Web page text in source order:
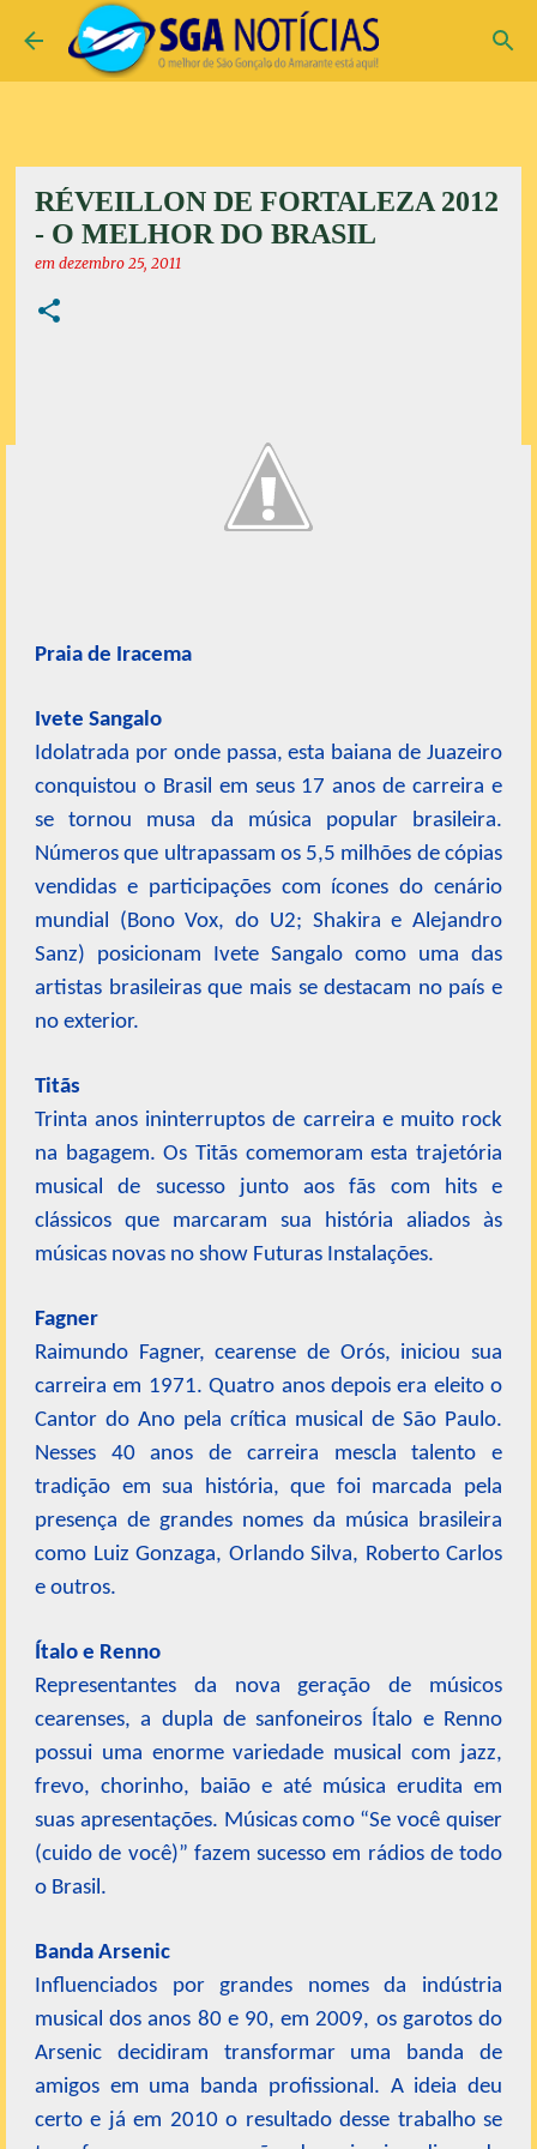
Pular para o conteúdo principal
RÉVEILLON DE FORTALEZA 2012
- O MELHOR DO BRASIL
em dezembro 25, 2011
Praia de Iracema
Ivete Sangalo
Idolatrada por onde passa, esta baiana de Juazeiro
conquistou o Brasil em seus 17 anos de carreira e
se tornou musa da música popular brasileira.
Números que ultrapassam os 5,5 milhões de cópias
vendidas e participações com ícones do cenário
mundial (Bono Vox, do U2; Shakira e Alejandro
Sanz) posicionam Ivete Sangalo como uma das
artistas brasileiras que mais se destacam no país e
no exterior.
Titãs
Trinta anos ininterruptos de carreira e muito rock
na bagagem. Os Titãs comemoram esta trajetória
musical de sucesso junto aos fãs com hits e
clássicos que marcaram sua história aliados às
músicas novas no show Futuras Instalações.
Fagner
Raimundo Fagner, cearense de Orós, iniciou sua
carreira em 1971. Quatro anos depois era eleito o
Cantor do Ano pela crítica musical de São Paulo.
Nesses 40 anos de carreira mescla talento e
tradição em sua história, que foi marcada pela
presença de grandes nomes da música brasileira
como Luiz Gonzaga, Orlando Silva, Roberto Carlos
e outros.
Ítalo e Renno
Representantes da nova geração de músicos
cearenses, a dupla de sanfoneiros Ítalo e Renno
possui uma enorme variedade musical com jazz,
frevo, chorinho, baião e até música erudita em
suas apresentações. Músicas como “Se você quiser
(cuido de você)” fazem sucesso em rádios de todo
o Brasil.
Banda Arsenic
Influenciados por grandes nomes da indústria
musical dos anos 80 e 90, em 2009, os garotos do
Arsenic decidiram transformar uma banda de
amigos em uma banda profissional. A ideia deu
certo e já em 2010 o resultado desse trabalho se